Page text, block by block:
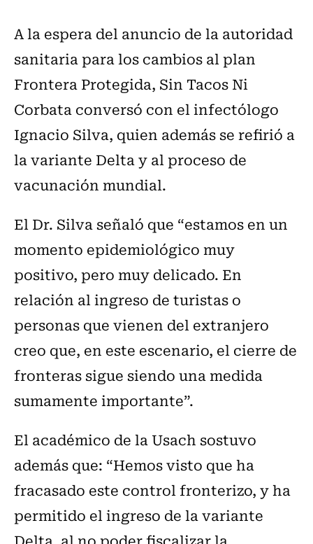
A la espera del anuncio de la autoridad
sanitaria para los cambios al plan
Frontera Protegida, Sin Tacos Ni
Corbata conversó con el infectólogo
Ignacio Silva, quien además se refirió a
la variante Delta y al proceso de
vacunación mundial.
El Dr. Silva señaló que “estamos en un
momento epidemiológico muy
positivo, pero muy delicado. En
relación al ingreso de turistas o
personas que vienen del extranjero
creo que, en este escenario, el cierre de
fronteras sigue siendo una medida
sumamente importante”.
El académico de la Usach sostuvo
además que: “Hemos visto que ha
fracasado este control fronterizo, y ha
permitido el ingreso de la variante